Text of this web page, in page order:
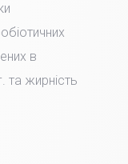
в
та жирність